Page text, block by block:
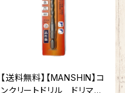
【送料無料】【MANSHIN】コ
ンクリートドリル ドリマ